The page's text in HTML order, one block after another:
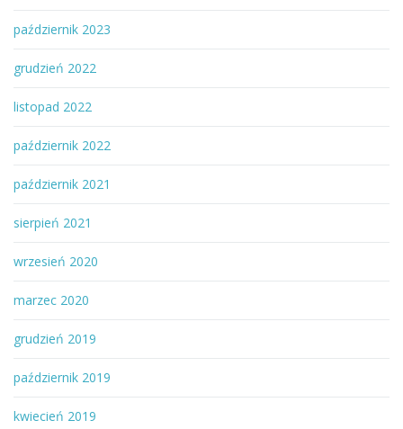
październik 2023
grudzień 2022
listopad 2022
październik 2022
październik 2021
sierpień 2021
wrzesień 2020
marzec 2020
grudzień 2019
październik 2019
kwiecień 2019